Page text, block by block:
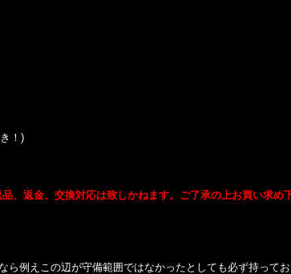
！)
、返金、交換対応は致しかねます。ご了承の上お買い求め
ら例えこの辺が守備範囲ではなかったとしても必ず持って